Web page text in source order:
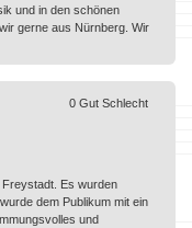
und in den schönen
gerne aus Nürnberg. Wir
Es wurden
dem Publikum mit ein
und
0 Gut Schlecht